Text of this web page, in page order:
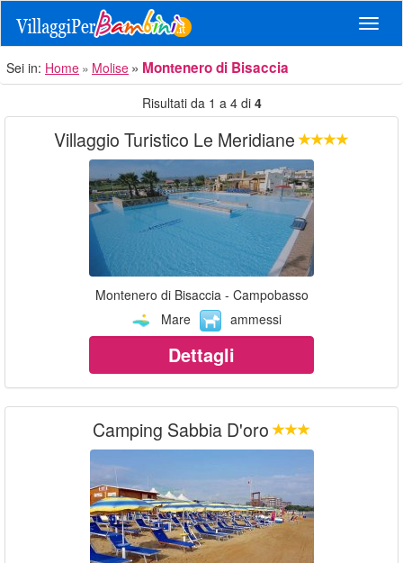
Sei in: Home Molise Montenero di Bisaccia
Risultati da 1 a 4 di 4
Villaggio Turistico Le Meridiane
Montenero di Bisaccia - Campobasso
Mare
ammessi
Dettagli
Camping Sabbia D'oro